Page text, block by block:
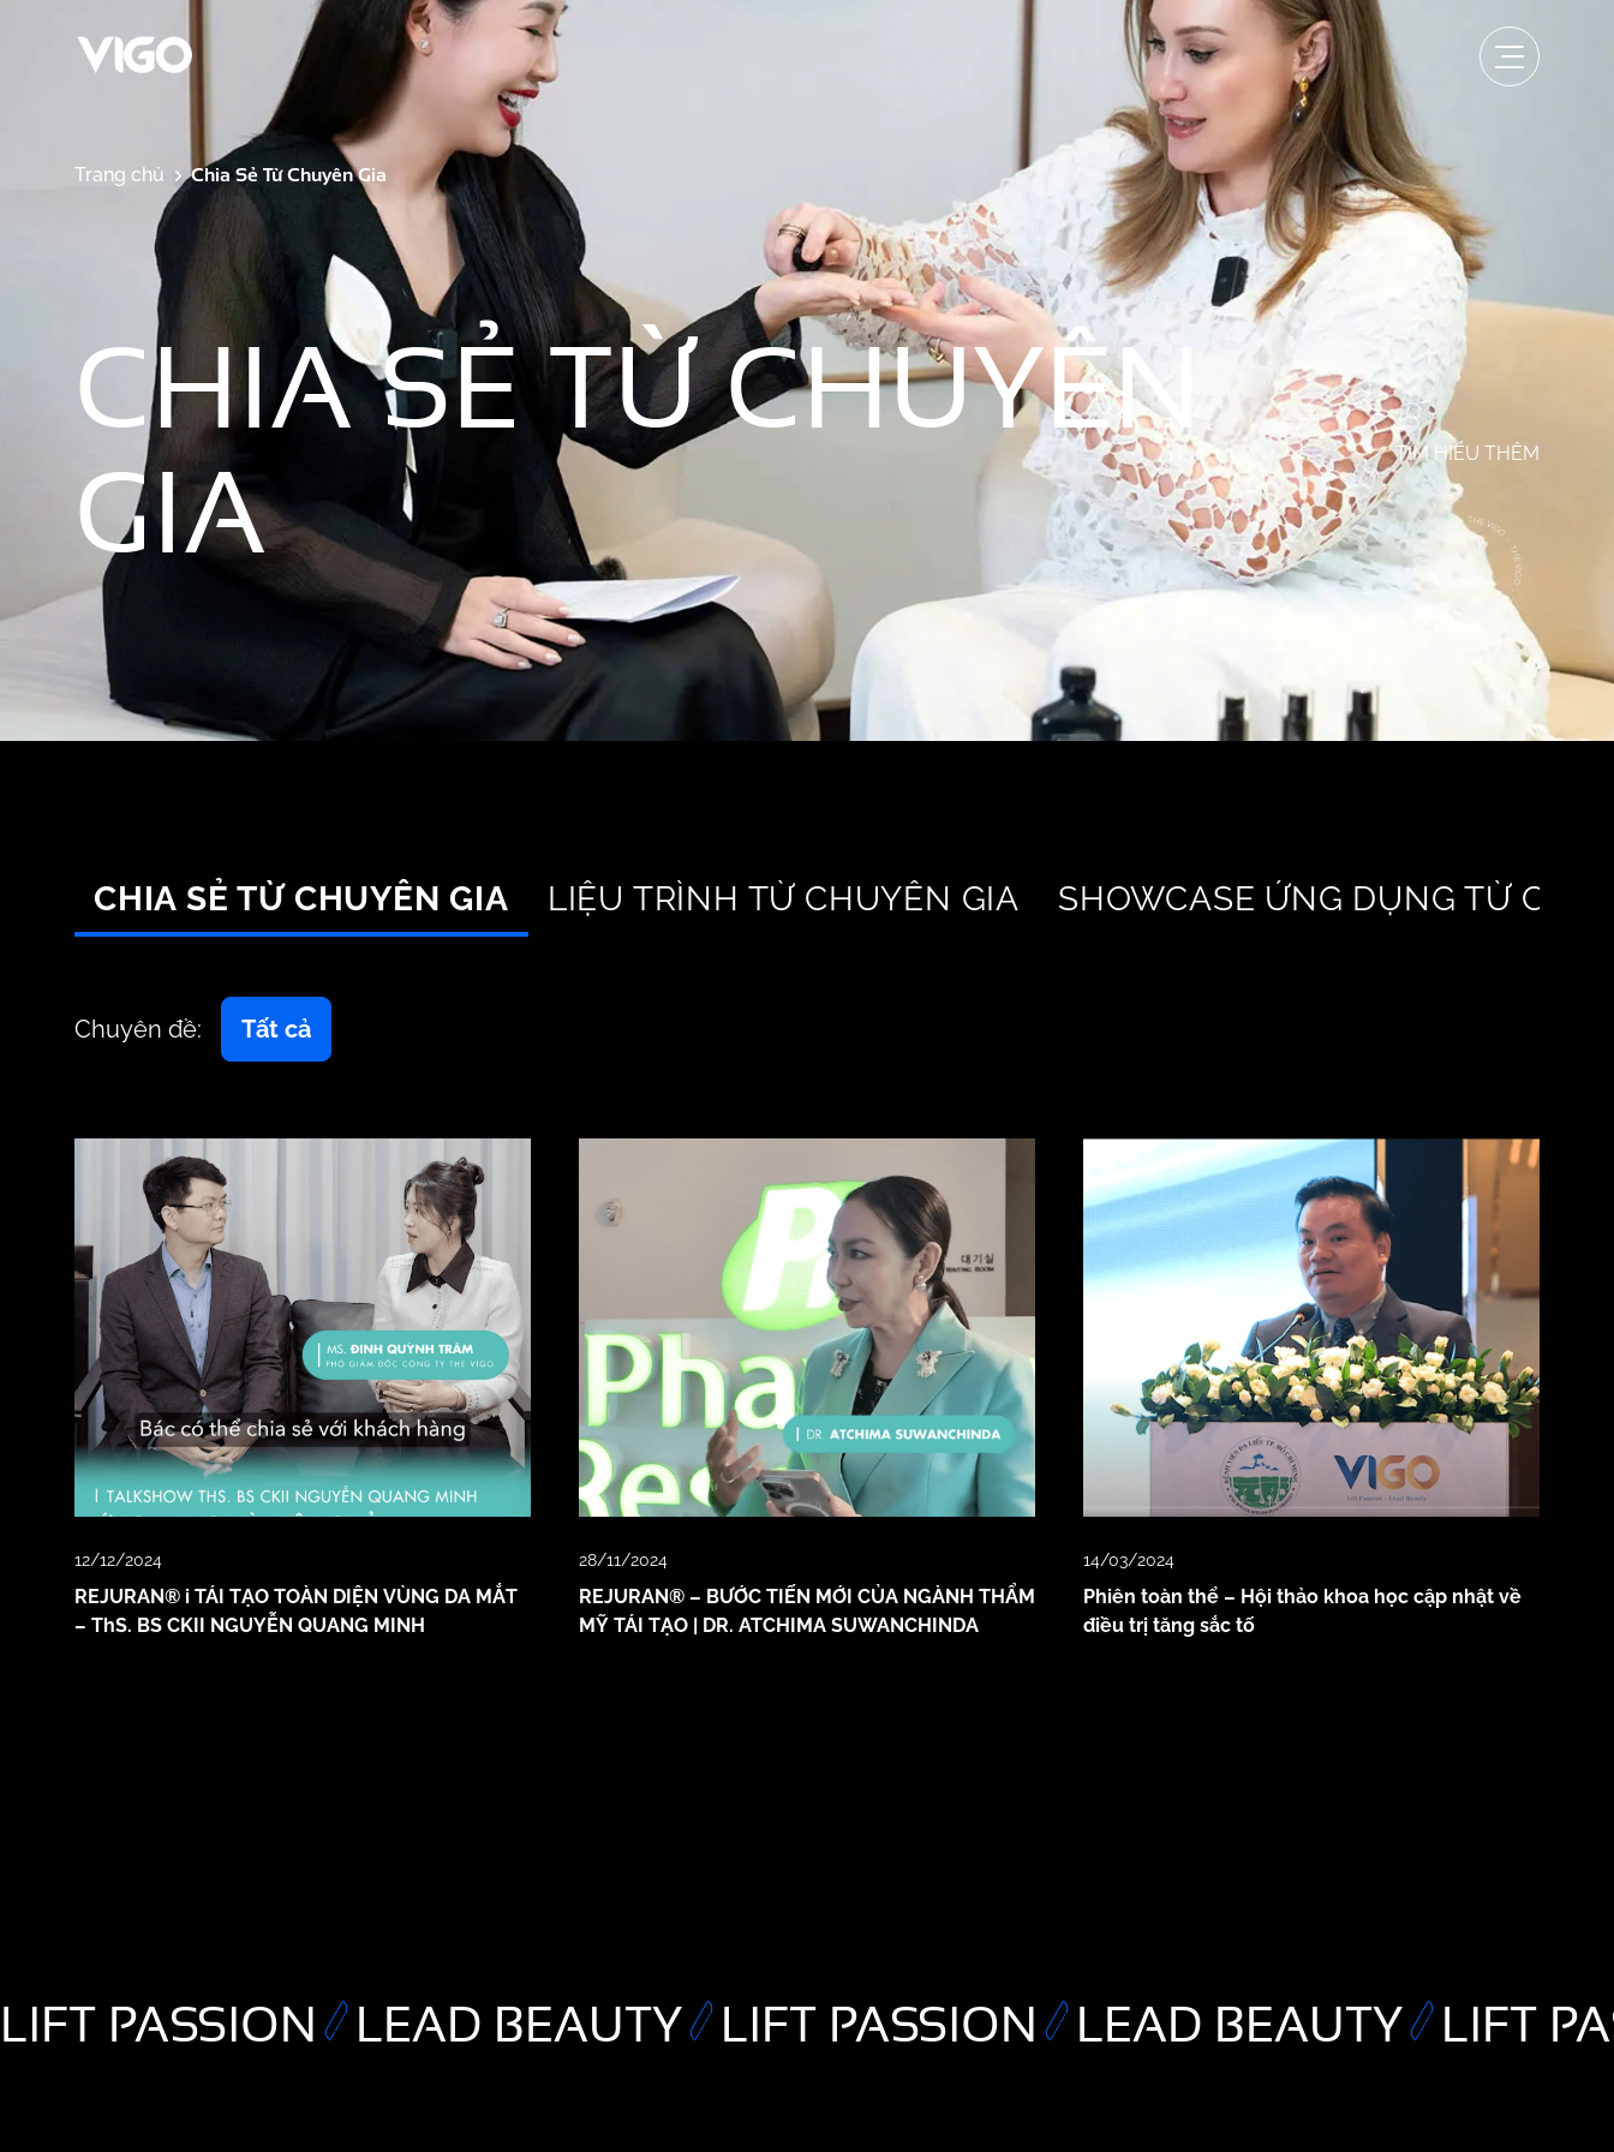
Trang chủ Chia Sẻ Từ Chuyên Gia
CHIA SẺ TỪ CHUYÊN
GIA TÌM HIỂU THÊM
CHIA SẺ TỪ CHUYÊN GIA LIỆU TRÌNH TỪ CHUYÊN GIA SHOWCASE ỨNG DỤNG TỪ
Chuyên đề: Tất cả
12/12/2024
REJURAN® i TÁI TẠO TOÀN DIỆN VÙNG DA MẮT
– ThS. BS CKII NGUYỄN QUANG MINH
28/11/2024
REJURAN® – BƯỚC TIẾN MỚI CỦA NGÀNH THẨM
MỸ TÁI TẠO | DR. ATCHIMA SUWANCHINDA
14/03/2024
Phiên toàn thể – Hội thảo khoa học cập nhật về
điều trị tăng sắc tố
LIFT PASSION LEAD BEAUTY LIFT PASSION LEAD BEAUTY LIFT